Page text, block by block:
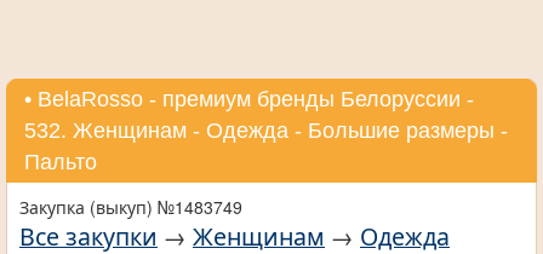
• BelaRosso - премиум бренды Белоруссии -
532. Женщинам - Одежда - Большие размеры -
Пальто
Закупка (выкуп) №1483749
Все закупки → Женщинам → Одежда